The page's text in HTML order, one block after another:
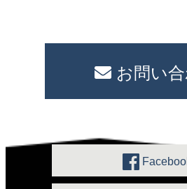
お問い合